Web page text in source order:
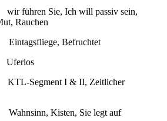
Sie, Ich will passiv sein,
Rauchen
Befruchtet
Segment I & II, Zeitlicher
Kisten, Sie legt auf